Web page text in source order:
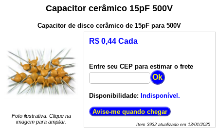
Capacitor cerâmico 15pF 500V
Capacitor de disco cerâmico de 15pF para 500V
Foto ilustrativa. Clique na
imagem para ampliar.
R$ 0,44 Cada
Entre seu CEP para estimar o frete
Disponibilidade: Indisponível.
Item 3932atualizado em 13/01/2025